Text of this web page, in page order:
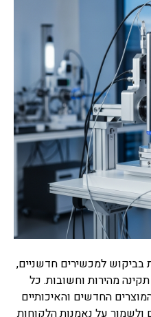
בביקוש למכשירים חדשניים,
מהירות וחשובות. כל
החדשים והאיכותיים
ולשמור על נאמנות הלקוחות